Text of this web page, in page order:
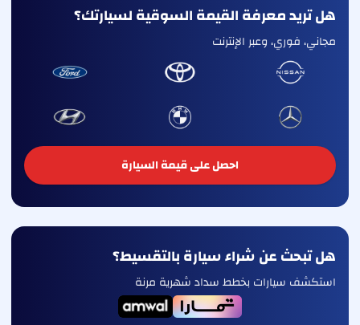
هل تريد معرفة القيمة السوقية لسيارتك؟
مجاني، فوري، وعبر الإنترنت
احصل على قيمة السيارة
هل تبحث عن شراء سيارة بالتقسيط؟
استكشف سيارات بخطط سداد شهرية مرنة